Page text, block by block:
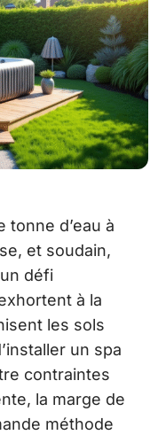
tonne d’eau à
et soudain,
défi
à la
les sols
un spa
contraintes
la marge de
méthode